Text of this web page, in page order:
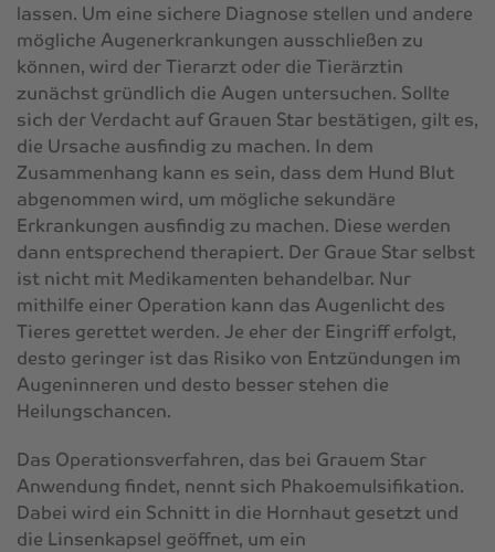
lassen. Um eine sichere Diagnose stellen und andere
mögliche Augenerkrankungen ausschließen zu
können, wird der Tierarzt oder die Tierärztin
zunächst gründlich die Augen untersuchen. Sollte
sich der Verdacht auf Grauen Star bestätigen, gilt es,
die Ursache ausfindig zu machen. In dem
Zusammenhang kann es sein, dass dem Hund Blut
abgenommen wird, um mögliche sekundäre
Erkrankungen ausfindig zu machen. Diese werden
dann entsprechend therapiert. Der Graue Star selbst
ist nicht mit Medikamenten behandelbar. Nur
mithilfe einer Operation kann das Augenlicht des
Tieres gerettet werden. Je eher der Eingriff erfolgt,
desto geringer ist das Risiko von Entzündungen im
Augeninneren und desto besser stehen die
Heilungschancen.
Das Operationsverfahren, das bei Grauem Star
Anwendung findet, nennt sich Phakoemulsifikation.
Dabei wird ein Schnitt in die Hornhaut gesetzt und
die Linsenkapsel geöffnet, um ein